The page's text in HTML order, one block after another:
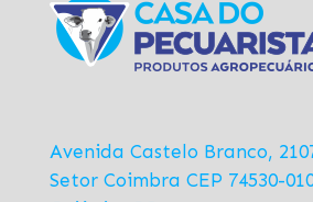
Avenida Castelo Branco,
Setor Coimbra CEP 74530-